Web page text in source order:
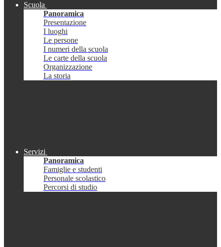
Scuola
Panoramica
Presentazione
I luoghi
Le persone
I numeri della scuola
Le carte della scuola
Organizzazione
La storia
Servizi
Panoramica
Famiglie e studenti
Personale scolastico
Percorsi di studio